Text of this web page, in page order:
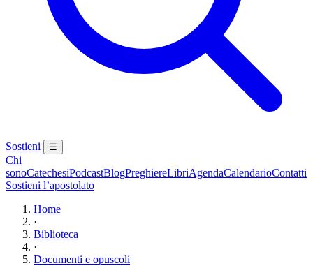
Sostieni ☰
Chi
sonoCatechesiPodcastBlogPreghiereLibriAgendaCalendarioContatti
Sostieni l’apostolato
Home
·
Biblioteca
·
Documenti e opuscoli